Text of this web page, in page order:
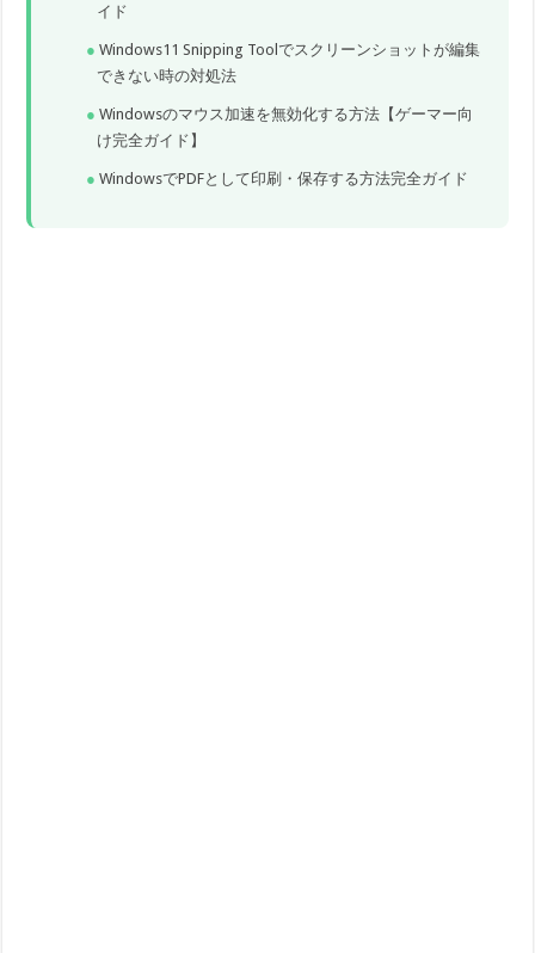
イド
Windows11 Snipping Toolでスクリーンショットが編集
できない時の対処法
Windowsのマウス加速を無効化する方法【ゲーマー向
け完全ガイド】
WindowsでPDFとして印刷・保存する方法完全ガイド